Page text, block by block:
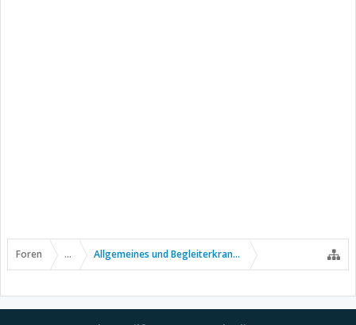
Foren ... Allgemeines und Begleiterkrankungen